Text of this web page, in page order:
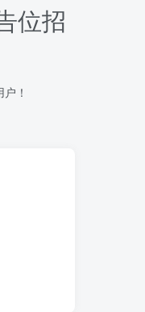
作发布文
退项目 一
百单 单
位招
！